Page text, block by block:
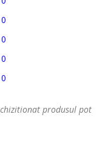
0
0
0
0
produsul pot